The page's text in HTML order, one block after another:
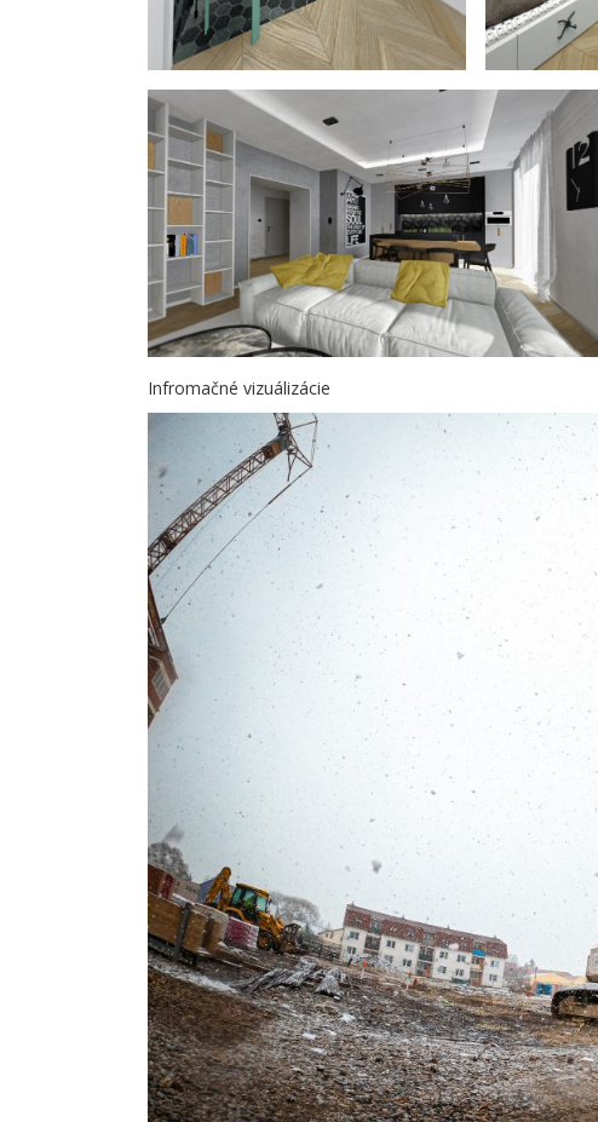
Infromačné vizuálizácie